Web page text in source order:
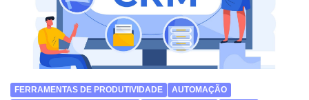
FERRAMENTAS DE PRODUTIVIDADE
AUTOMAÇÃO